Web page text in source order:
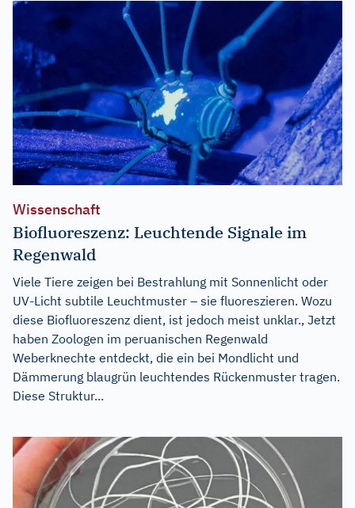
Wissenschaft
Biofluoreszenz: Leuchtende Signale im
Regenwald
Viele Tiere zeigen bei Bestrahlung mit Sonnenlicht oder
UV-Licht subtile Leuchtmuster – sie fluoreszieren. Wozu
diese Biofluoreszenz dient, ist jedoch meist unklar., Jetzt
haben Zoologen im peruanischen Regenwald
Weberknechte entdeckt, die ein bei Mondlicht und
Dämmerung blaugrün leuchtendes Rückenmuster tragen.
Diese Struktur...